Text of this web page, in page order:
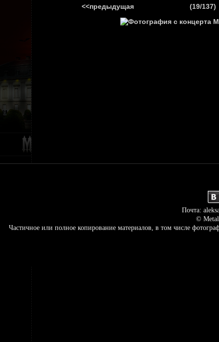
<<предыдущая (19/137)
Почта:
©
Частичное или полное копирование материалов, в том числе